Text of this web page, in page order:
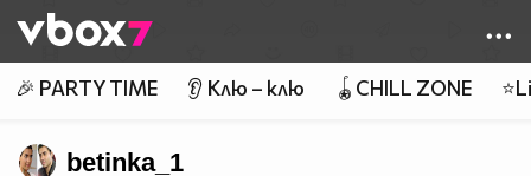
👾
🎉 PARTY TIME 👂 Клю – клю 🪀CHILL ZONE
betinka_1